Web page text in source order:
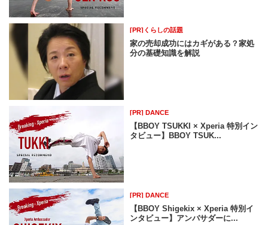
[PR]くらしの話題
家の売却成功にはカギがある？家処
分の基礎知識を解説
[PR] DANCE
【BBOY TSUKKI × Xperia 特別イン
タビュー】BBOY TSUK...
[PR] DANCE
【BBOY Shigekix × Xperia 特別イ
ンタビュー】アンバサダーに...